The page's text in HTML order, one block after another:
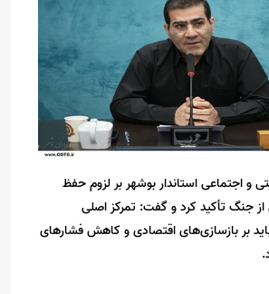
و اجتماعی استاندار بوشهر بر لزوم حفظ
جنگ تأکید کرد و گفت: تمرکز اصلی
بر بازسازی‌های اقتصادی و کاهش فشارهای